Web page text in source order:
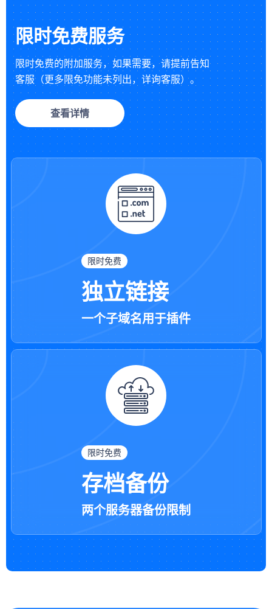
限时免费服务
限时免费的附加服务，如果需要，请提前告知
客服（更多限免功能未列出，详询客服）。
查看详情
限时免费
独立链接
一个子域名用于插件
限时免费
存档备份
两个服务器备份限制